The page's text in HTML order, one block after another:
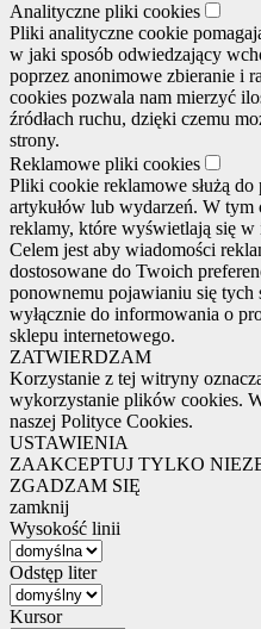
Analityczne pliki cookies
Pliki analityczne cookie
w jaki sposób odwiedzający
poprzez anonimowe zbieranie i
cookies pozwala nam mierzyć
źródłach ruchu, dzięki czemu
strony.
Reklamowe pliki cookies
Pliki cookie reklamowe służą
artykułów lub wydarzeń. W
reklamy, które wyświetlają się
Celem jest aby wiadomości
dostosowane do Twoich
ponownemu pojawianiu się tych
wyłącznie do informowania o
sklepu internetowego.
ZATWIERDZAM
Korzystanie z tej witryny
wykorzystanie plików cookies.
naszej Polityce Cookies.
USTAWIENIA
ZAAKCEPTUJ TYLKO
ZGADZAM SIĘ
zamknij
Wysokość linii
Odstęp liter
Kursor